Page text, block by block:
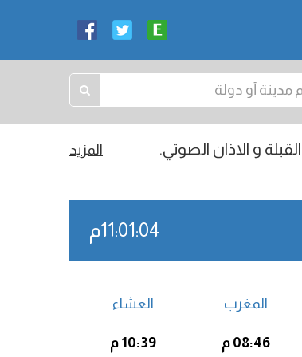
و الاذان الصوتي. المزيد
11:01:05م
المغرب
08:46 م
العشاء
10:39 م